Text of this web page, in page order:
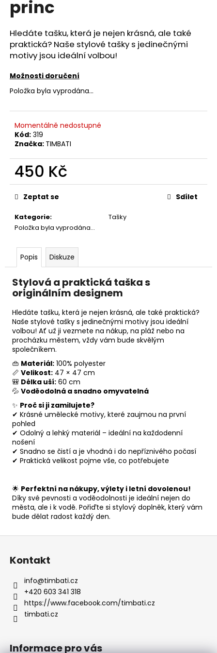
princ
Hledáte tašku, která je nejen krásná, ale také
praktická? Naše stylové tašky s jedinečnými
motivy jsou ideální volbou!
Možnosti doručení
Položka byla vyprodána…
Momentálně nedostupné
Kód: 319
Značka: TIMBATI
450 Kč
Měrná
cena:
Kategorie:
Tašky
Položka byla vyprodána…
Zeptat se Sdílet
Popis Diskuze
Stylová a praktická taška s
originálním designem
Hledáte tašku, která je nejen krásná, ale také praktická?
Naše stylové tašky s jedinečnými motivy jsou ideální
volbou! Ať už ji vezmete na nákup, na pláž nebo na
procházku městem, vždy vám bude skvělým
společníkem.
👜 Materiál: 100% polyester
📏 Velikost: 47 × 47 cm
🎒 Délka uší: 60 cm
💦 Voděodolná a snadno omyvatelná
✨ Proč si ji zamilujete?
✔ Krásné umělecké motivy, které zaujmou na první
pohled
✔ Odolný a lehký materiál – ideální na každodenní
nošení
✔ Snadno se čistí a je vhodná i do nepříznivého počasí
✔ Praktická velikost pojme vše, co potřebujete
🌟 Perfektní na nákupy, výlety i letní dovolenou!
Díky své pevnosti a voděodolnosti je ideální nejen do
města, ale i k vodě. Pořiďte si stylový doplněk, který vám
bude dělat radost každý den.
a
í
t
?
HLEDAT
D
p
o
č
u
PŮLKOLOVÁ
SUKNĚ
"RŮŽOVÉ
KVĚTY"
980
Kč
Z
Kontakt
info@timbati.cz
+420 603 341 318
https://www.facebook.com/timbati.cz
timbati.cz
Informace pro vás